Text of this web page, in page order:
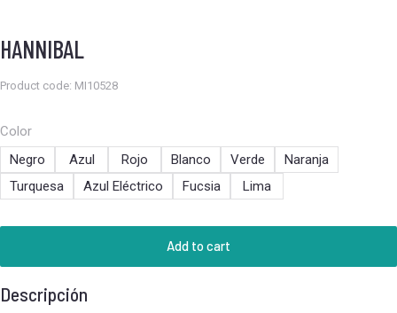
HANNIBAL
Product code: MI10528
Color
Negro
Azul Rojo Blanco Verde
Naranja
Turquesa
Azul Eléctrico Fucsia Lima
Add to cart
Descripción